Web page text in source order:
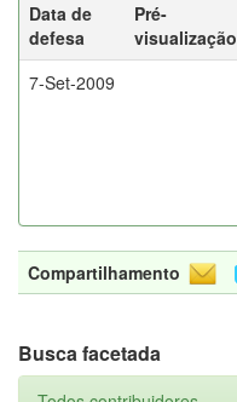
Data de
defesa
Pré-
visualização
7-Set-2009
Compartilhamento
Busca facetada